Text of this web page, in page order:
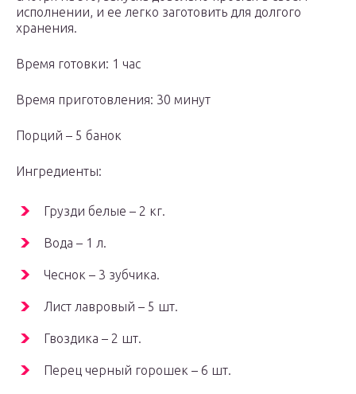
исполнении, и ее легко заготовить для долгого
хранения.
Время готовки: 1 час
Время приготовления: 30 минут
Порций – 5 банок
Ингредиенты:
Грузди белые – 2 кг.
Вода – 1 л.
Чеснок – 3 зубчика.
Лист лавровый – 5 шт.
Гвоздика – 2 шт.
Перец черный горошек – 6 шт.